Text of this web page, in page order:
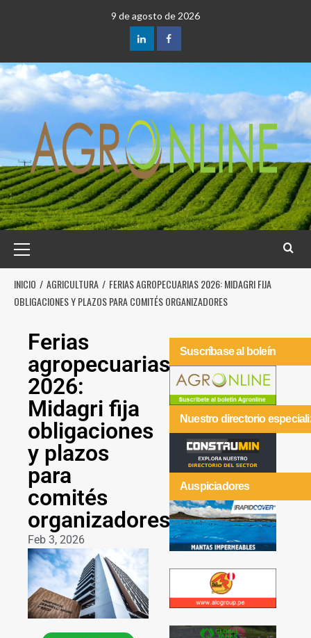
9 de agosto de 2026
INICIO AGRICULTURA
FERIAS AGROPECUARIAS 2026: MIDAGRI FIJA
OBLIGACIONES Y PLAZOS PARA COMITÉS ORGANIZADORES
Ferias
agropecuarias
2026:
Midagri fija
obligaciones
y plazos
para
comités
organizadores
Feb 3, 2026
Suscríbase al boleín
Nuestro directorio
Auspiciadores